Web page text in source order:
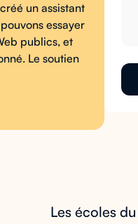
un assistant
essayer
publics, et
Le soutien
Les écoles